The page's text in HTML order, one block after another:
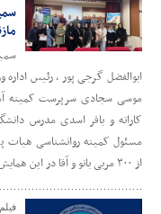
ابوالفضل گرجی پور ، رئیس
موسی سجادی سرپرست کمیته
کاراته و باقر اسدی مدرس
مسئول کمیته روانشناسی هیات
از ۳۰۰ مربی بانو و آقا در این همایش برگزار شد / مدرس: مجید اسکوهی
فیلم